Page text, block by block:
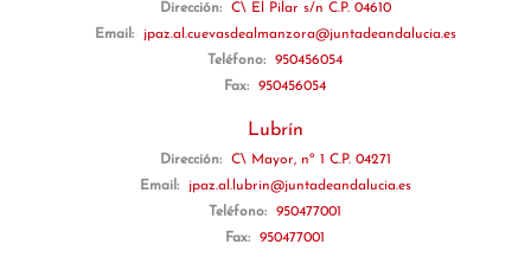
Dirección:
C\ El Pilar s/n C.P. 04610
Email:
jpaz.al.cuevasdealmanzora@juntadeandalucia.es
Teléfono:
950456054
Fax:
950456054
Lubrín
Dirección:
C\ Mayor, nº 1 C.P. 04271
Email:
jpaz.al.lubrin@juntadeandalucia.es
Teléfono:
950477001
Fax:
950477001